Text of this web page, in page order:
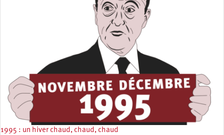
1995 : un hiver chaud, chaud, chaud